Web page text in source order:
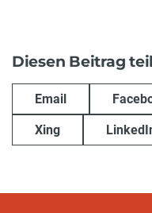
Diesen Beitrag
Email
Xing